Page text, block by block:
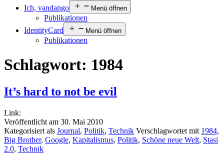
Ich, vandango
Menü öffnen
Publikationen
IdentityCard
Menü öffnen
Publikationen
Schlagwort: 1984
It’s hard to not be evil
Link:
Veröffentlicht am 30. Mai 2010
Kategorisiert als Journal, Politik, Technik Verschlagwortet mit 1984,
Big Brother, Google, Kapitalismus, Politik, Schöne neue Welt, Stasi
2.0, Technik